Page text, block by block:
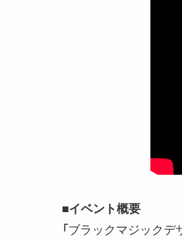
■イベント概要
「ブラックマジック